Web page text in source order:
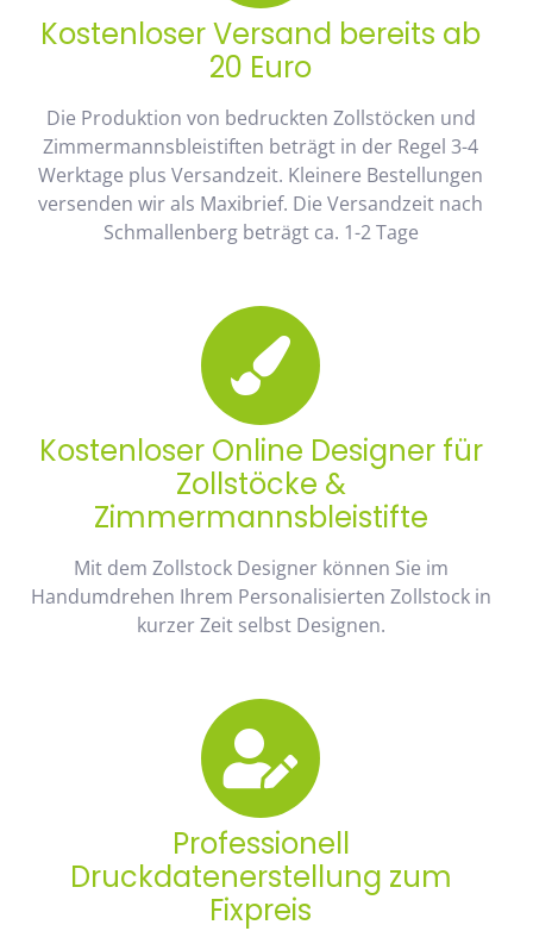
Kostenloser Versand bereits ab
20 Euro
Die Produktion von bedruckten Zollstöcken und
Zimmermannsbleistiften beträgt in der Regel 3-4
Werktage plus Versandzeit. Kleinere Bestellungen
versenden wir als Maxibrief. Die Versandzeit nach
Schmallenberg beträgt ca. 1-2 Tage
Kostenloser Online Designer für
Zollstöcke &
Zimmermannsbleistifte
Mit dem Zollstock Designer können Sie im
Handumdrehen Ihrem Personalisierten Zollstock in
kurzer Zeit selbst Designen.
Professionell
Druckdatenerstellung zum
Fixpreis